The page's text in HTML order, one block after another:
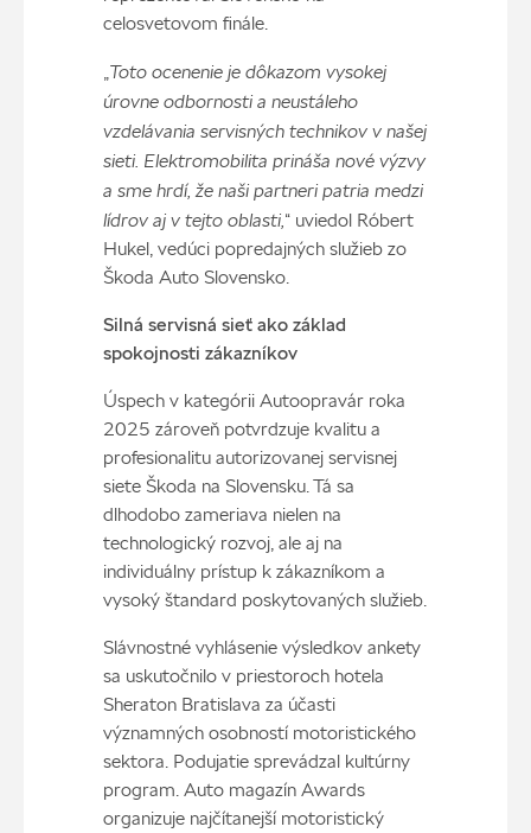
celosvetovom finále.
„Toto ocenenie je dôkazom vysokej
úrovne odbornosti a neustáleho
vzdelávania servisných technikov v našej
sieti. Elektromobilita prináša nové výzvy
a sme hrdí, že naši partneri patria medzi
lídrov aj v tejto oblasti, “ uviedol Róbert
Hukel, vedúci popredajných služieb zo
Škoda Auto Slovensko.
Silná servisná sieť ako základ
spokojnosti zákazníkov
Úspech v kategórii Autoopravár roka
2025 zároveň potvrdzuje kvalitu a
profesionalitu autorizovanej servisnej
siete Škoda na Slovensku. Tá sa
dlhodobo zameriava nielen na
technologický rozvoj, ale aj na
individuálny prístup k zákazníkom a
vysoký štandard poskytovaných služieb.
Slávnostné vyhlásenie výsledkov ankety
sa uskutočnilo v priestoroch hotela
Sheraton Bratislava za účasti
významných osobností motoristického
sektora. Podujatie sprevádzal kultúrny
program. Auto magazín Awards
organizuje najčítanejší motoristický